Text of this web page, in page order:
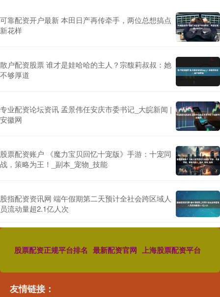
可靠配资开户最新 本田日产再传牵手，两位总想搞点
新花样
散户配资股票 谁才是娃哈哈的主人？宗馥莉叔叔：她
不够厚道
专业配资论坛资讯 孟景伟任安庆市委书记_大皖新闻 |
安徽网
股票配资账户 《魔力宝贝回忆十宠版》手游：十宠同
战，策略为王！_副本_宠物_技能
股指配资资讯网 端午假期第二天预计全社会跨区域人
员流动量超2.1亿人次
股票配资正规平台排名 最新配资官网 上海股票配资平台
友情链接：